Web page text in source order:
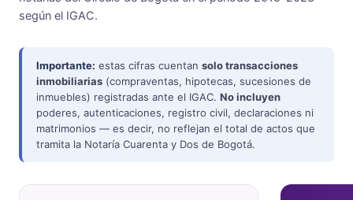
según el IGAC.
Importante: estas cifras cuentan solo transacciones
inmobiliarias (compraventas, hipotecas, sucesiones de
inmuebles) registradas ante el IGAC. No incluyen
poderes, autenticaciones, registro civil, declaraciones ni
matrimonios — es decir, no reflejan el total de actos que
tramita la Notaría Cuarenta y Dos de Bogotá.